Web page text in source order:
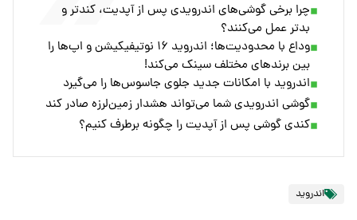
چرا برخی گوشی‌های اندرویدی پس از آپدیت، کندتر و
بدتر عمل می‌کنند؟
وداع با محدودیت‌ها؛ اندروید ۱۶ نوتیفیکیشن و اپ‌ها را
بین برندهای مختلف سینک می‌کند!
اندروید با امکانات جدید جلوی جاسوس‌ها را می‌گیرد
گوشی اندرویدی شما می‌تواند هشدار زمین‌لرزه صادر کند
کندی گوشی پس از آپدیت را چگونه برطرف کنیم؟
اندروید